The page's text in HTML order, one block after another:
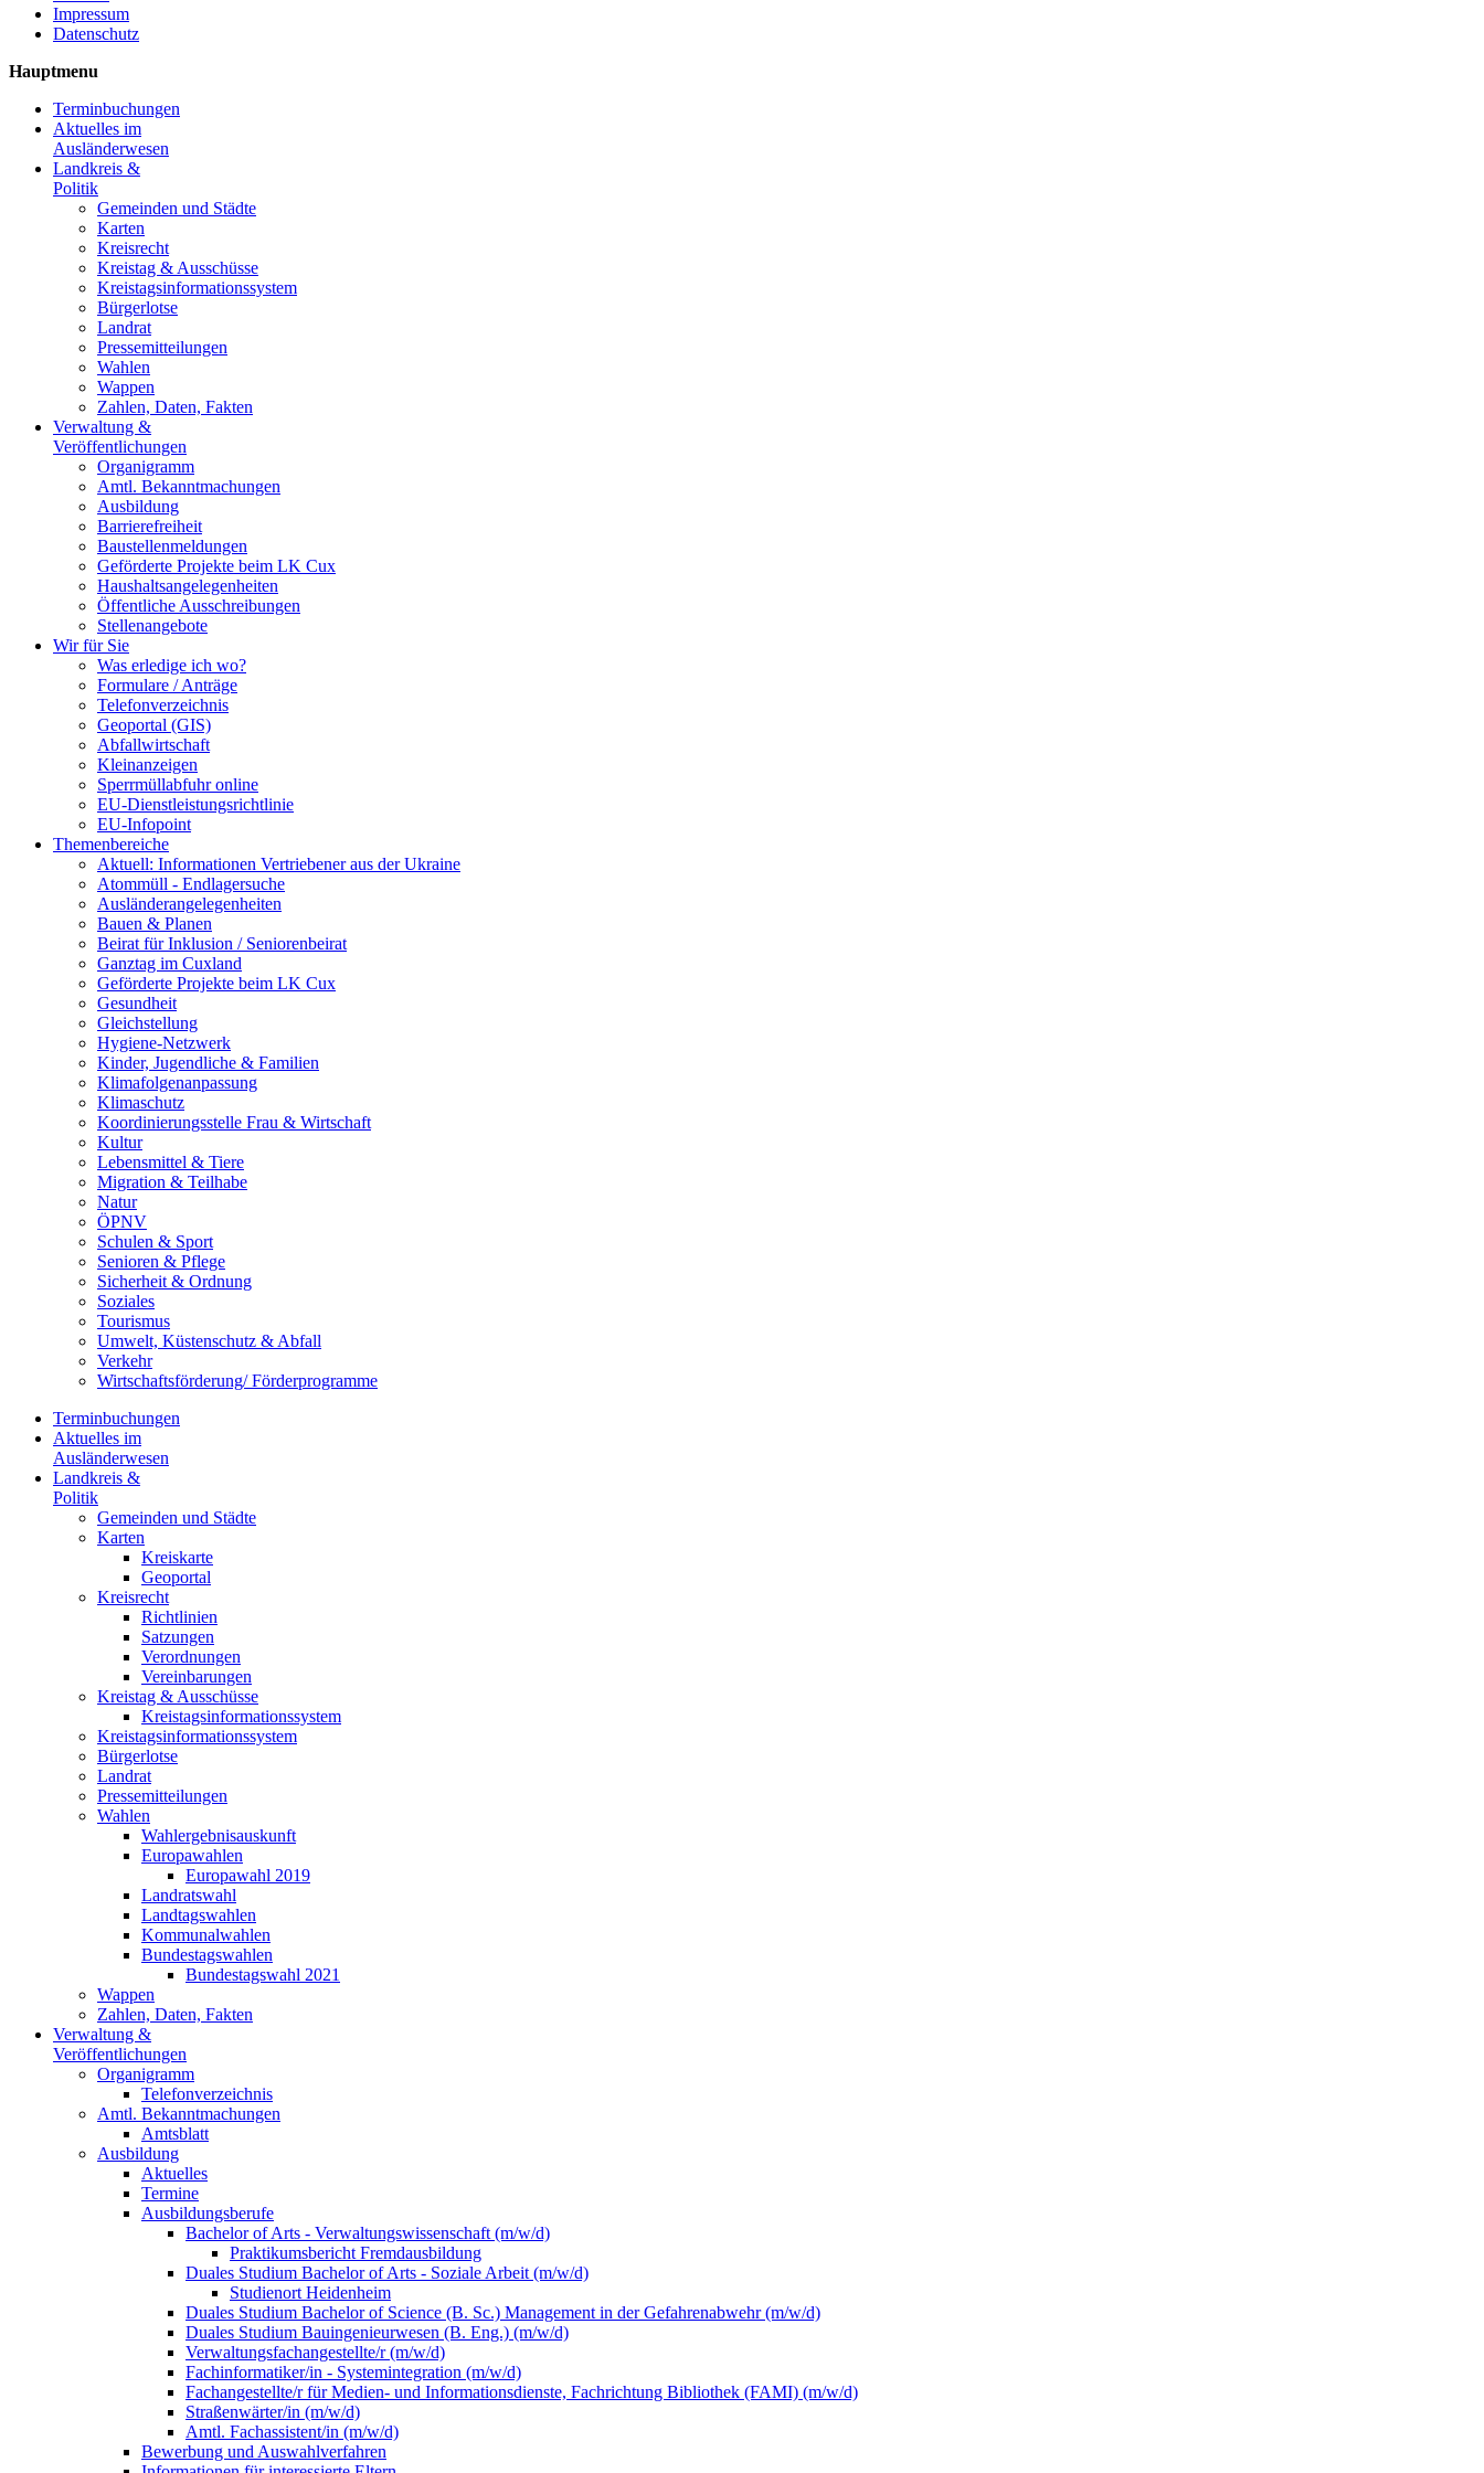
Impressum
Datenschutz
Hauptmenu
Terminbuchungen
Aktuelles im
Ausländerwesen
Landkreis &
Politik
Gemeinden und Städte
Karten
Kreisrecht
Kreistag & Ausschüsse
Kreistagsinformationssystem
Bürgerlotse
Landrat
Pressemitteilungen
Wahlen
Wappen
Zahlen, Daten, Fakten
Verwaltung &
Veröffentlichungen
Organigramm
Amtl. Bekanntmachungen
Ausbildung
Barrierefreiheit
Baustellenmeldungen
Geförderte Projekte beim LK Cux
Haushaltsangelegenheiten
Öffentliche Ausschreibungen
Stellenangebote
Wir für Sie
Was erledige ich wo?
Formulare / Anträge
Telefonverzeichnis
Geoportal (GIS)
Abfallwirtschaft
Kleinanzeigen
Sperrmüllabfuhr online
EU-Dienstleistungsrichtlinie
EU-Infopoint
Themenbereiche
Aktuell: Informationen Vertriebener aus der Ukraine
Atommüll - Endlagersuche
Ausländerangelegenheiten
Bauen & Planen
Beirat für Inklusion / Seniorenbeirat
Ganztag im Cuxland
Geförderte Projekte beim LK Cux
Gesundheit
Gleichstellung
Hygiene-Netzwerk
Kinder, Jugendliche & Familien
Klimafolgenanpassung
Klimaschutz
Koordinierungsstelle Frau & Wirtschaft
Kultur
Lebensmittel & Tiere
Migration & Teilhabe
Natur
ÖPNV
Schulen & Sport
Senioren & Pflege
Sicherheit & Ordnung
Soziales
Tourismus
Umwelt, Küstenschutz & Abfall
Verkehr
Wirtschaftsförderung/ Förderprogramme
Terminbuchungen
Aktuelles im
Ausländerwesen
Landkreis &
Politik
Gemeinden und Städte
Karten
Kreiskarte
Geoportal
Kreisrecht
Richtlinien
Satzungen
Verordnungen
Vereinbarungen
Kreistag & Ausschüsse
Kreistagsinformationssystem
Kreistagsinformationssystem
Bürgerlotse
Landrat
Pressemitteilungen
Wahlen
Wahlergebnisauskunft
Europawahlen
Europawahl 2019
Landratswahl
Landtagswahlen
Kommunalwahlen
Bundestagswahlen
Bundestagswahl 2021
Wappen
Zahlen, Daten, Fakten
Verwaltung &
Veröffentlichungen
Organigramm
Telefonverzeichnis
Amtl. Bekanntmachungen
Amtsblatt
Ausbildung
Aktuelles
Termine
Ausbildungsberufe
Bachelor of Arts - Verwaltungswissenschaft (m/w/d)
Praktikumsbericht Fremdausbildung
Duales Studium Bachelor of Arts - Soziale Arbeit (m/w/d)
Studienort Heidenheim
Duales Studium Bachelor of Science (B. Sc.) Management in der Gefahrenabwehr (m/w/d)
Duales Studium Bauingenieurwesen (B. Eng.) (m/w/d)
Verwaltungsfachangestellte/r (m/w/d)
Fachinformatiker/in - Systemintegration (m/w/d)
Fachangestellte/r für Medien- und Informationsdienste, Fachrichtung Bibliothek (FAMI) (m/w/d)
Straßenwärter/in (m/w/d)
Amtl. Fachassistent/in (m/w/d)
Bewerbung und Auswahlverfahren